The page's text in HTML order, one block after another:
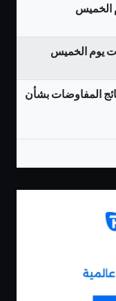
الخميس
يوم الخميس
ترقب نتائج المفاوضات بشأن